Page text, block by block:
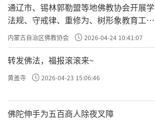
通辽市、锡林郭勒盟等地佛教协会开展学
法规、守戒律、重修为、树形象教育工作
专题学习会
内蒙古自治区佛教协会 2026-04-24 10:41:07
转发佛法，福报滚滚来~
黄盖寺 2026-04-23 15:06:46
佛陀伸手为五百商人除夜叉障